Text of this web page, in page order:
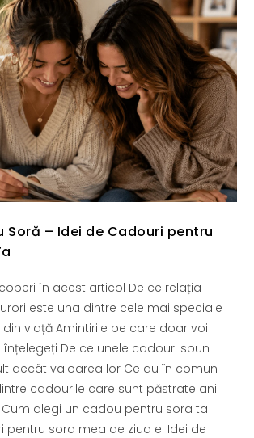
Soră – Idei de Cadouri pentru
în acest articol De ce relația
este una dintre cele mai speciale
din viață Amintirile pe care doar voi
înțelegeți De ce unele cadouri spun
decât valoarea lor Ce au în comun
cadourile care sunt păstrate ani
alegi un cadou pentru sora ta
pentru sora mea de ziua ei Idei de